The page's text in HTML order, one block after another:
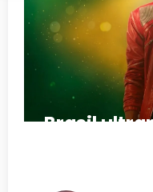
Brasil